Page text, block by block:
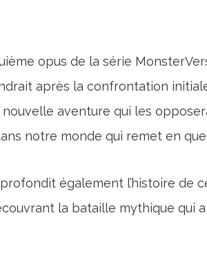
opus de la série
après la confrontation
aventure qui les
notre monde qui remet en
également l’histoire de
la bataille mythique qui